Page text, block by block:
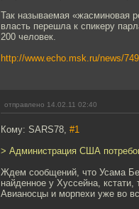
Так называемая «жасминовая
власть перешла к спикеру
200 человек.
http://www.echo.msk.ru/news/
отправлено 14.02.11 02:40
Кому: SARS78, #1
> Администрация США
Ждем сообщений, что Усама
найденное у Хуссейна,
Авианосцы и морпехи уже во